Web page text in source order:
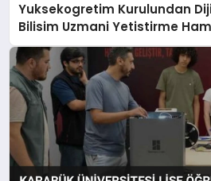
Yuksekogretim Kurulundan
Bilisim Uzmani Yetistirme